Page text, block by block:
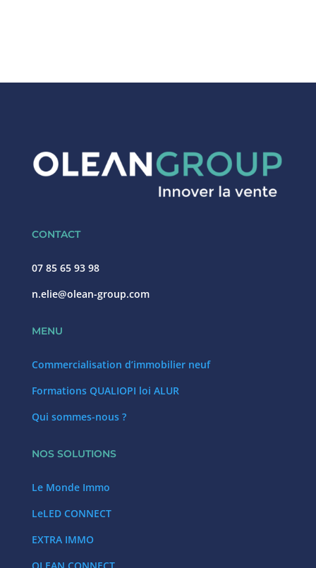
CONTACT
07 85 65 93 98
n.elie@olean-group.com
MENU
Commercialisation d’immobilier neuf
Formations QUALIOPI loi ALUR
Qui sommes-nous ?
NOS SOLUTIONS
Le Monde Immo
LeLED CONNECT
EXTRA IMMO